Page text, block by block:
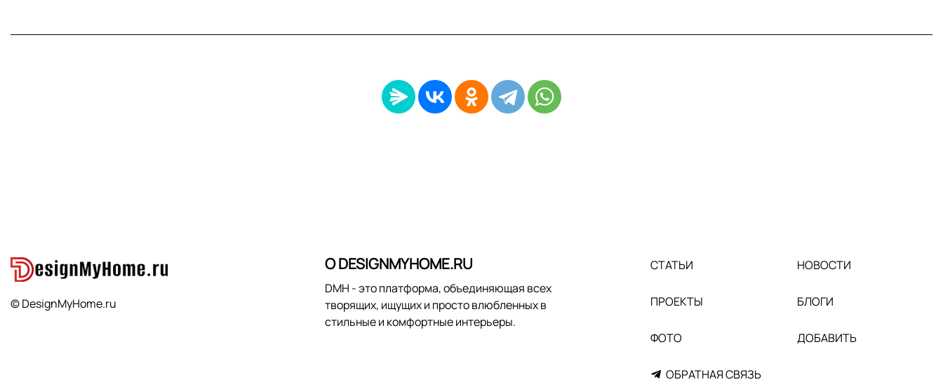
© DesignMyHome.ru
О DESIGNMYHOME.RU
DMH - это платформа, объединяющая всех
творящих, ищущих и просто влюбленных в
стильные и комфортные интерьеры.
СТАТЬИ НОВОСТИ
ПРОЕКТЫ БЛОГИ
ФОТО ДОБАВИТЬ
ОБРАТНАЯ СВЯЗЬ